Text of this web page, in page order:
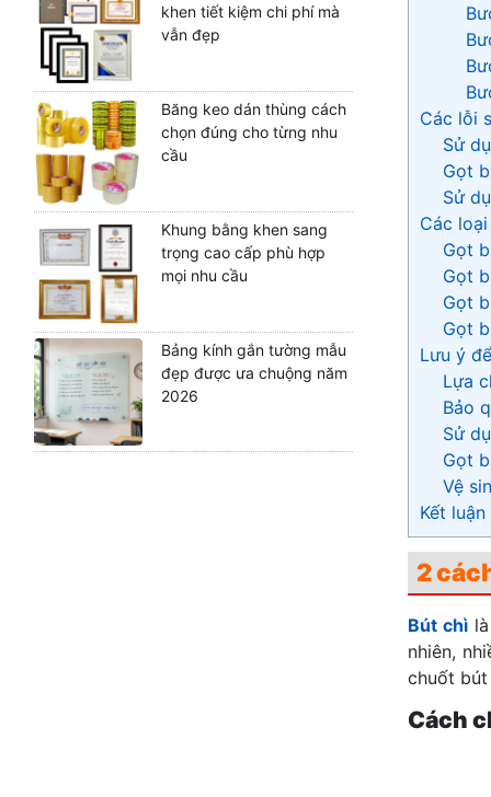
khen tiết kiệm chi phí mà
vẫn đẹp
Băng keo dán thùng cách
chọn đúng cho từng nhu
cầu
Khung bằng khen sang
trọng cao cấp phù hợp
mọi nhu cầu
Bảng kính gắn tường mẫu
đẹp được ưa chuộng năm
2026
Các lỗi
Sử
Gọt
Sử
Các
Gọt
Gọt
Gọt
Gọt
Lưu ý
Lựa
Bảo
Sử
Gọt
Vệ
Kết luận
2
Bút chìlà
nhiên,
chuốt
Cách